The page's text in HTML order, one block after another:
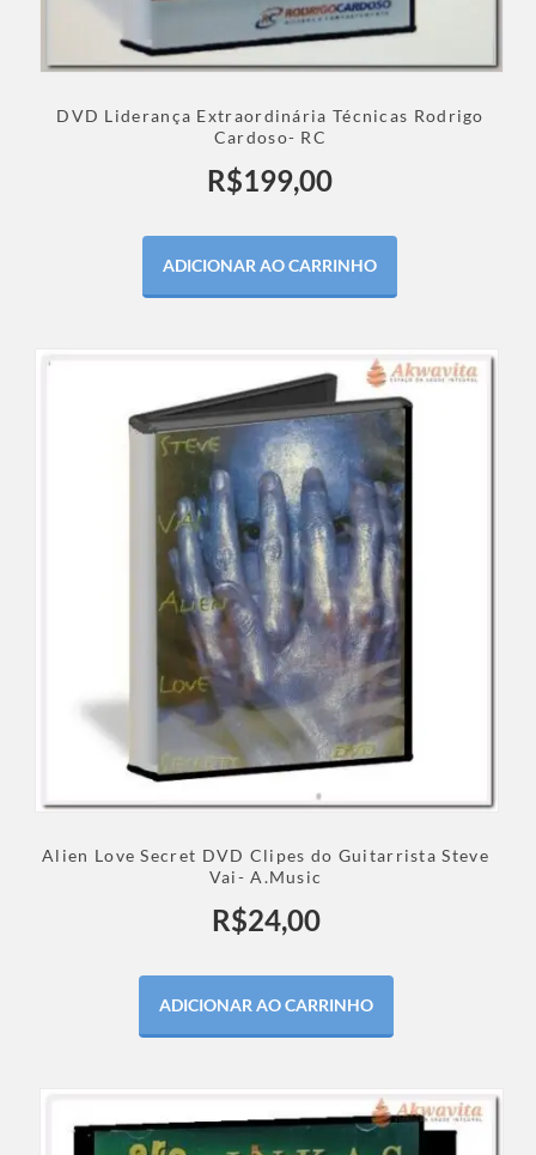
DVD Liderança Extraordinária Técnicas Rodrigo
Cardoso- RC
R$199,00
ADICIONAR AO CARRINHO
Alien Love Secret DVD Clipes do Guitarrista Steve
Vai- A.Music
R$24,00
ADICIONAR AO CARRINHO